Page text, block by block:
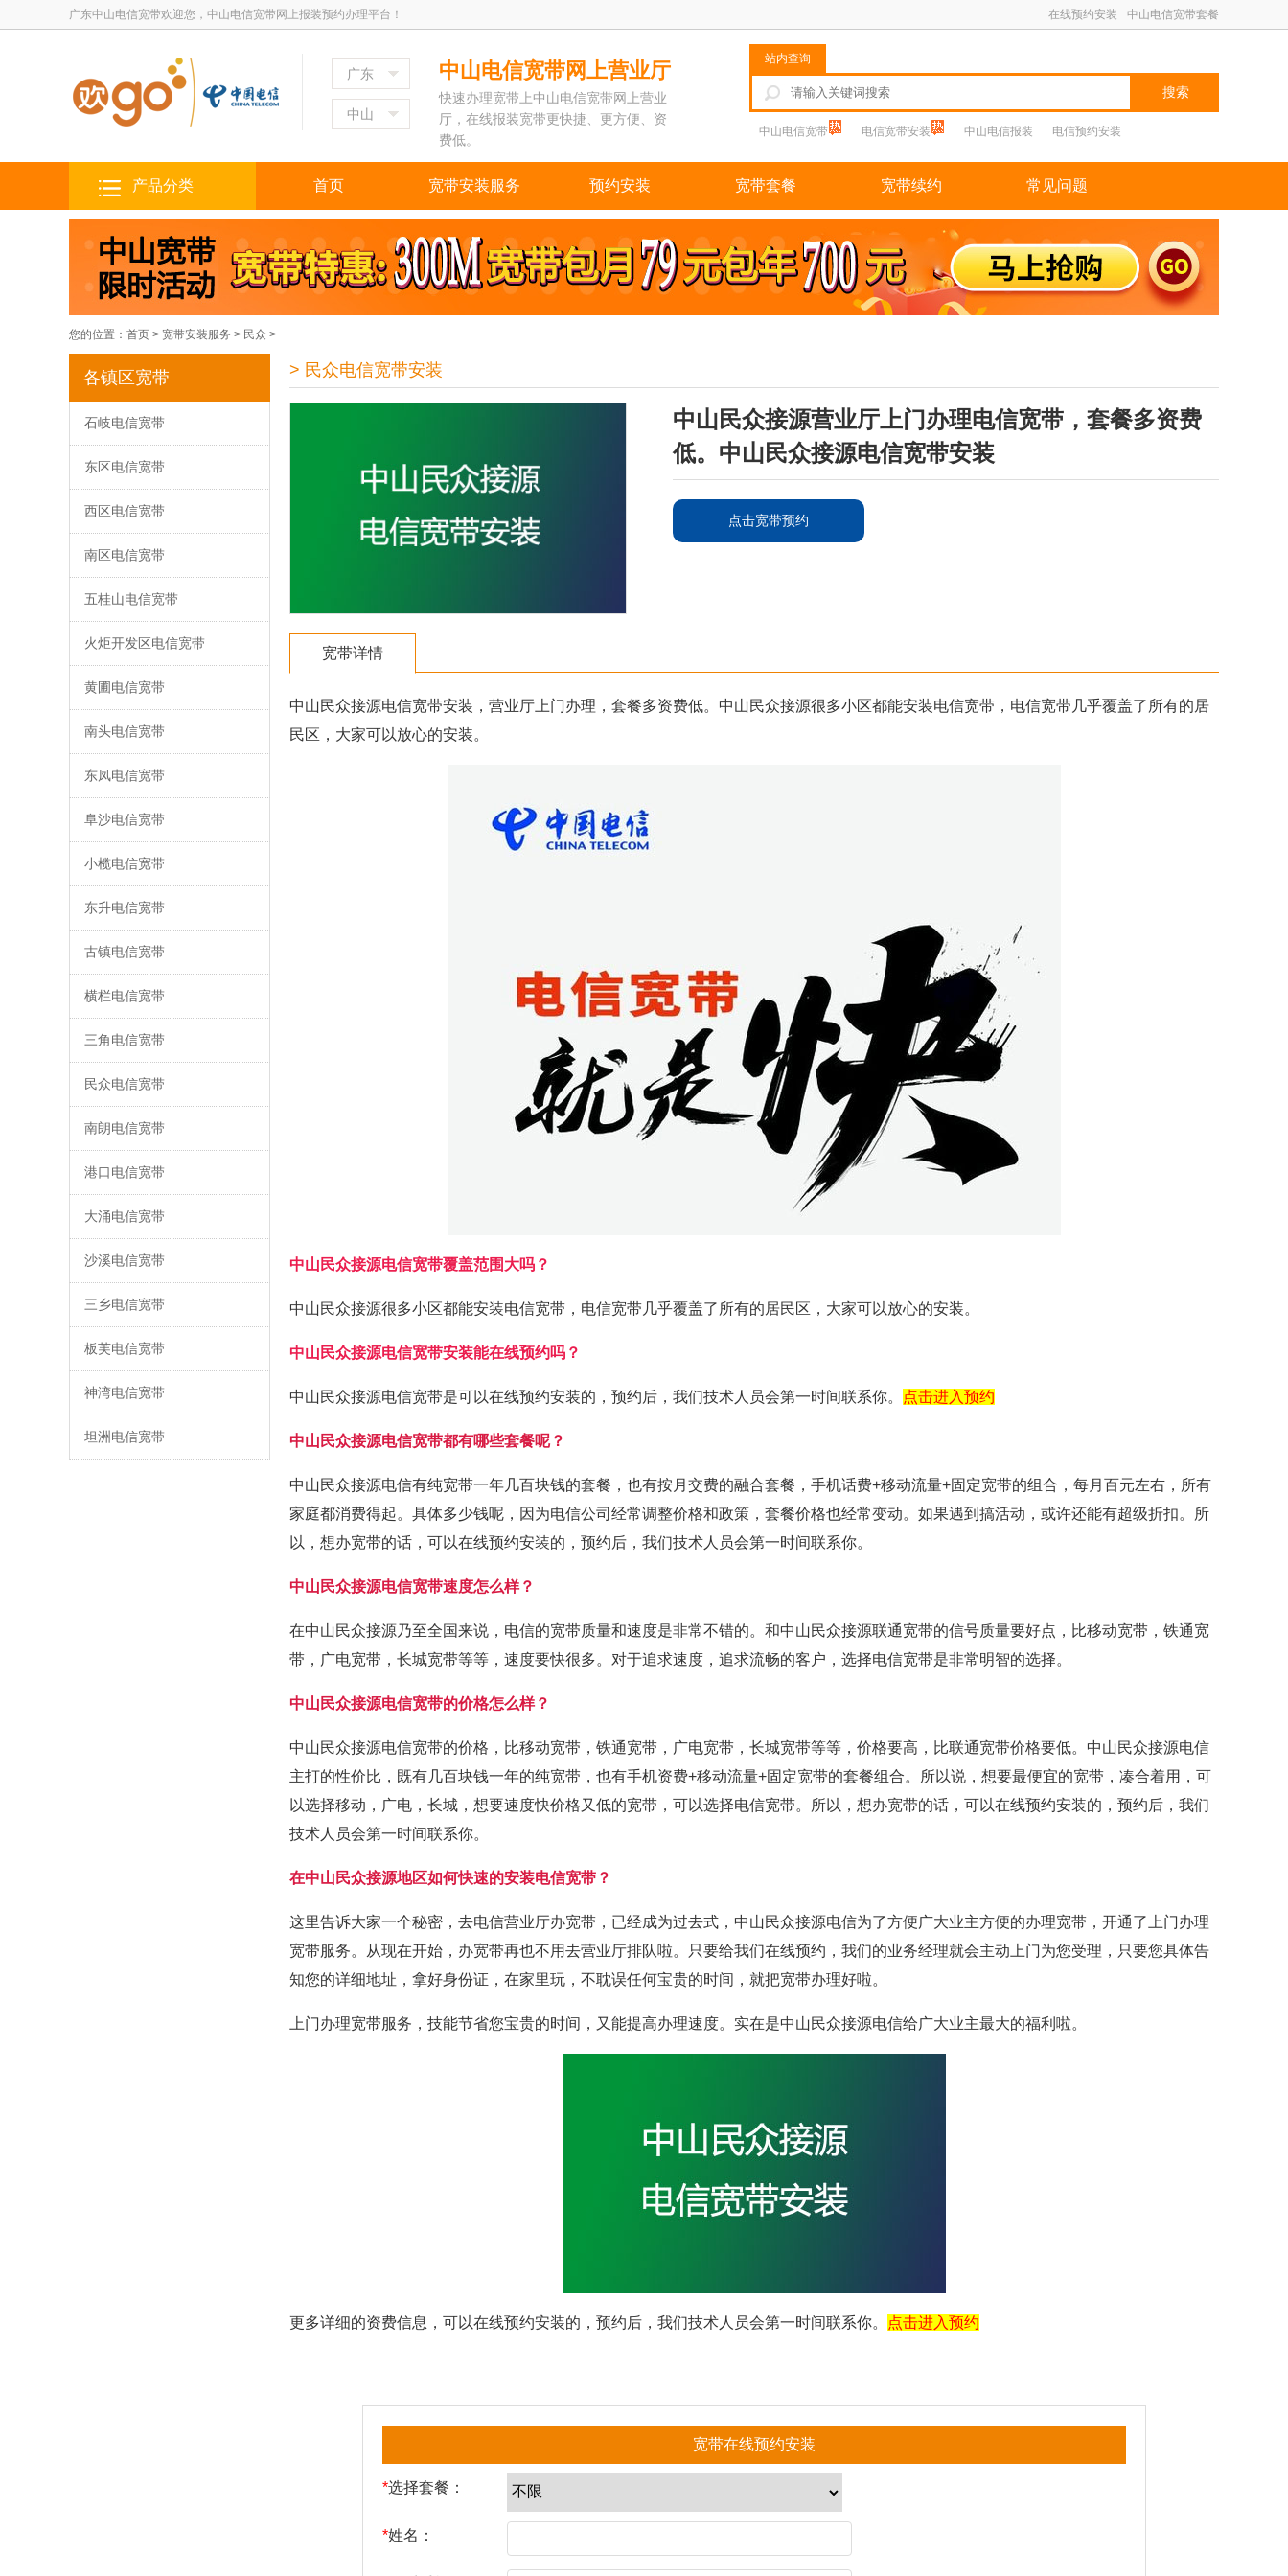
广东中山电信宽带欢迎您，中山电信宽带网上报装预约办理平台！ 中山电信宽带套餐
在线预约安装
广东
中山
中山电信宽带网上营业厅
快速办理宽带上中山电信宽带网上营业
厅，在线报装宽带更快捷、更方便、资
费低。
站内查询
搜索
中山电信宽带 电信宽带安装 中山电信报装 电信预约安装
产品分类 首页 宽带安装服务 预约安装 宽带套餐 宽带续约 常见问题
您的位置： 首页 > 宽带安装服务 > 民众 >
各镇区宽带
石岐电信宽带
东区电信宽带
西区电信宽带
南区电信宽带
五桂山电信宽带
火炬开发区电信宽带
黄圃电信宽带
南头电信宽带
东凤电信宽带
阜沙电信宽带
小榄电信宽带
东升电信宽带
古镇电信宽带
横栏电信宽带
三角电信宽带
民众电信宽带
南朗电信宽带
港口电信宽带
大涌电信宽带
沙溪电信宽带
三乡电信宽带
板芙电信宽带
神湾电信宽带
坦洲电信宽带
> 民众电信宽带安装
中山民众接源营业厅上门办理电信宽带，套餐多资费
低。中山民众接源电信宽带安装
点击宽带预约
宽带详情
中山民众接源电信宽带安装，营业厅上门办理，套餐多资费低。中山民众接源很多小区都能安装电信宽带，电信宽带几乎覆盖了所有的居
民区，大家可以放心的安装。
中山民众接源电信宽带覆盖范围大吗？
中山民众接源很多小区都能安装电信宽带，电信宽带几乎覆盖了所有的居民区，大家可以放心的安装。
中山民众接源电信宽带安装能在线预约吗？
中山民众接源电信宽带是可以在线预约安装的，预约后，我们技术人员会第一时间联系你。 点击进入预约
中山民众接源电信宽带都有哪些套餐呢？
中山民众接源电信有纯宽带一年几百块钱的套餐，也有按月交费的融合套餐，手机话费+移动流量+固定宽带的组合，每月百元左右，所有
家庭都消费得起。具体多少钱呢，因为电信公司经常调整价格和政策，套餐价格也经常变动。如果遇到搞活动，或许还能有超级折扣。所
以，想办宽带的话，可以在线预约安装的，预约后，我们技术人员会第一时间联系你。
中山民众接源电信宽带速度怎么样？
在中山民众接源乃至全国来说，电信的宽带质量和速度是非常不错的。和中山民众接源联通宽带的信号质量要好点，比移动宽带，铁通宽
带，广电宽带，长城宽带等等，速度要快很多。对于追求速度，追求流畅的客户，选择电信宽带是非常明智的选择。
中山民众接源电信宽带的价格怎么样？
中山民众接源电信宽带的价格，比移动宽带，铁通宽带，广电宽带，长城宽带等等，价格要高，比联通宽带价格要低。中山民众接源电信
主打的性价比，既有几百块钱一年的纯宽带，也有手机资费+移动流量+固定宽带的套餐组合。所以说，想要最便宜的宽带，凑合着用，可
以选择移动，广电，长城，想要速度快价格又低的宽带，可以选择电信宽带。所以，想办宽带的话，可以在线预约安装的，预约后，我们
技术人员会第一时间联系你。
在中山民众接源地区如何快速的安装电信宽带？
这里告诉大家一个秘密，去电信营业厅办宽带，已经成为过去式，中山民众接源电信为了方便广大业主方便的办理宽带，开通了上门办理
宽带服务。从现在开始，办宽带再也不用去营业厅排队啦。只要给我们在线预约，我们的业务经理就会主动上门为您受理，只要您具体告
知您的详细地址，拿好身份证，在家里玩，不耽误任何宝贵的时间，就把宽带办理好啦。
上门办理宽带服务，技能节省您宝贵的时间，又能提高办理速度。实在是中山民众接源电信给广大业主最大的福利啦。
更多详细的资费信息，可以在线预约安装的，预约后，我们技术人员会第一时间联系你。 点击进入预约
宽带在线预约安装
*选择套餐：
*姓名：